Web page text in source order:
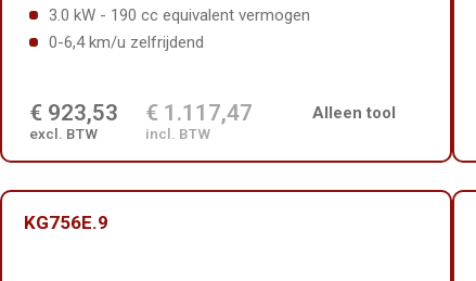
3.0 kW - 190 cc equivalent vermogen
0-6,4 km/u zelfrijdend
€ 923,53
excl. BTW
€ 1.117,47
incl. BTW
Alleen tool
KG756E.9